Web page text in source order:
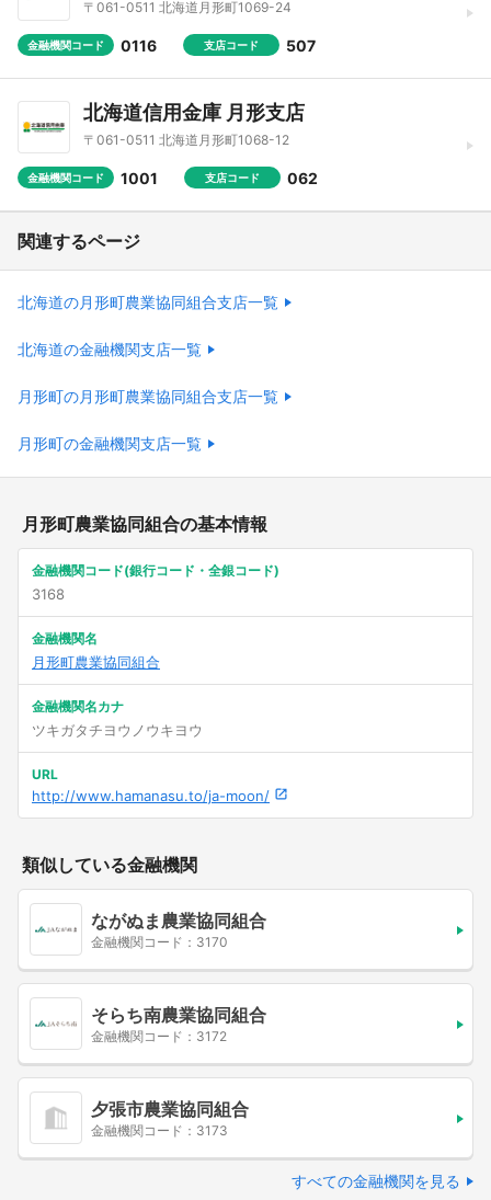
〒061-0511 北海道月形町1069-24
金融機関コード 0116 支店コード 507
北海道信用金庫 月形支店
〒061-0511 北海道月形町1068-12
金融機関コード 1001 支店コード 062
関連するページ
北海道の月形町農業協同組合支店一覧
北海道の金融機関支店一覧
月形町の月形町農業協同組合支店一覧
月形町の金融機関支店一覧
月形町農業協同組合の基本情報
金融機関コード(銀行コード・全銀コード)
3168
金融機関名
月形町農業協同組合
金融機関名カナ
ツキガタチヨウノウキヨウ
URL
http://www.hamanasu.to/ja-moon/
類似している金融機関
ながぬま農業協同組合
金融機関コード：3170
そらち南農業協同組合
金融機関コード：3172
夕張市農業協同組合
金融機関コード：3173
すべての金融機関を見る